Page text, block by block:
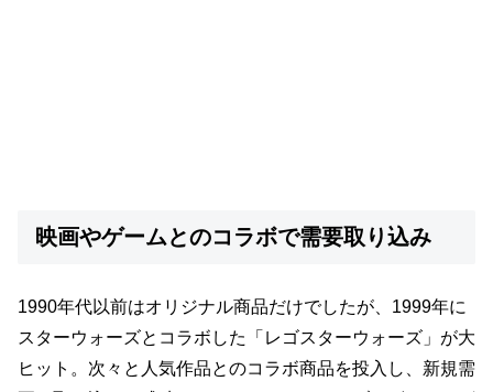
映画やゲームとのコラボで需要取り込み
1990年代以前はオリジナル商品だけでしたが、1999年に
スターウォーズとコラボした「レゴスターウォーズ」が大
ヒット。次々と人気作品とのコラボ商品を投入し、新規需